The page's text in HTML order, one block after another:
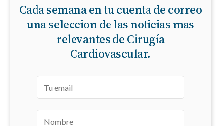
Cada semana en tu cuenta de correo
una seleccion de las noticias mas
relevantes de Cirugía
Cardiovascular.